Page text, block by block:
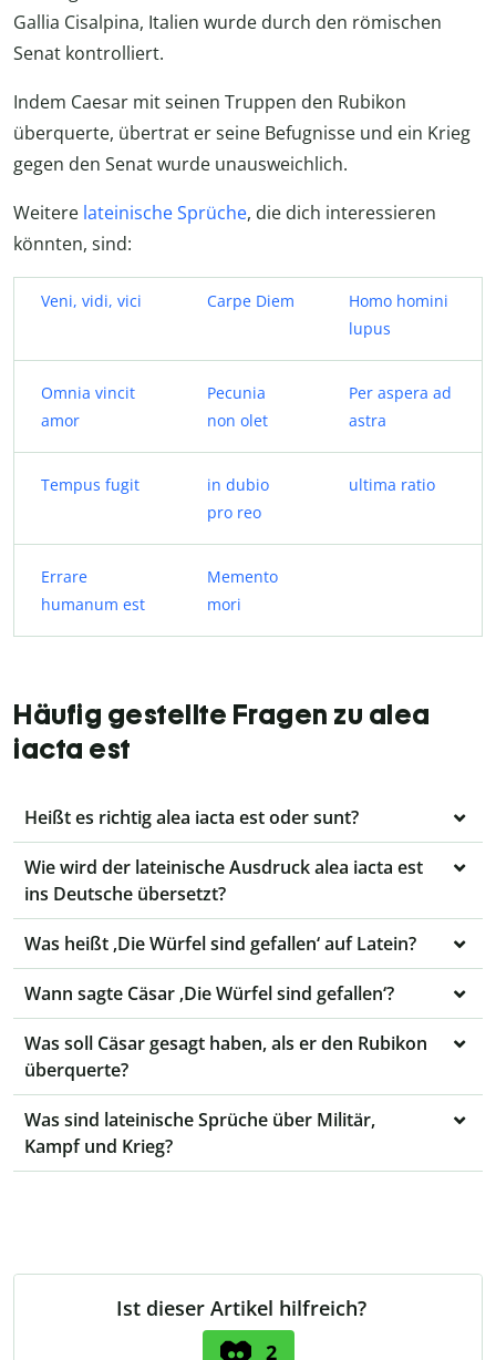
Gallia Cisalpina, Italien wurde durch den römischen
Senat kontrolliert.
Indem Caesar mit seinen Truppen den Rubikon
überquerte, übertrat er seine Befugnisse und ein Krieg
gegen den Senat wurde unausweichlich.
Weitere lateinische Sprüche, die dich interessieren
könnten, sind:
Veni, vidi, vici Carpe Diem
Homo homini
lupus
Omnia vincit
amor
Pecunia
non olet
Per aspera ad
astra
Tempus fugit
in dubio
pro reo
ultima ratio
Errare
humanum est
Memento
mori
Häufig gestellte Fragen zu alea
iacta est
Heißt es richtig alea iacta est oder sunt?
Wie wird der lateinische Ausdruck alea iacta est
ins Deutsche übersetzt?
Was heißt ‚Die Würfel sind gefallen‘ auf Latein?
Wann sagte Cäsar ‚Die Würfel sind gefallen‘?
Was soll Cäsar gesagt haben, als er den Rubikon
überquerte?
Was sind lateinische Sprüche über Militär,
Kampf und Krieg?
Ist dieser Artikel hilfreich?
2